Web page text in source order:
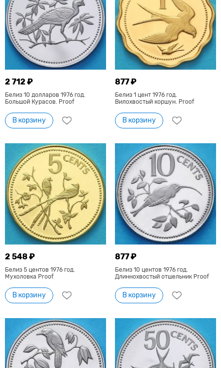
2 712 ₽
Белиз 10 долларов 1976 год.
Большой Курасов. Proof
В корзину
877 ₽
Белиз 1 цент 1976 год.
Вилохвостый коршун. Proof
В корзину
2 548 ₽
Белиз 5 центов 1976 год.
Мухоловка Proof
В корзину
877 ₽
Белиз 10 центов 1976 год.
Длиннохвостый отшельник Proof
В корзину